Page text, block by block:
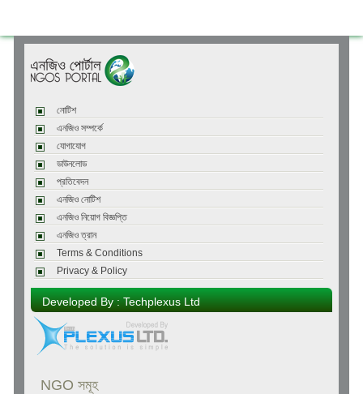
নোটিশ
এনজিও সম্পর্কে
যোগাযোগ
ডাউনলোড
প্রতিবেদন
এনজিও নোটিশ
এনজিও নিয়োগ বিজ্ঞপ্তি
এনজিও ত্রান
Terms & Conditions
Privacy & Policy
Developed By : Techplexus Ltd
NGO সমূহ